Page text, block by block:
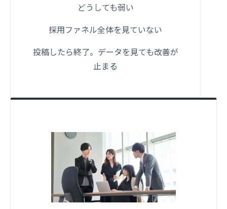
どうしても弱い
採用ファネル全体を見ていない
投稿したら終了。データを見ても改善が
止まる